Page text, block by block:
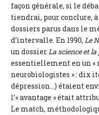
façon générale, si le
tiendrai, pour conclure,
dossiers parus dans le
d’intervalle. En 1990,Le
un dossierLa science et
essentiellement en un «
neurobiologistes » : dix
dépression…) étaient
l’« avantage » était
Le match,